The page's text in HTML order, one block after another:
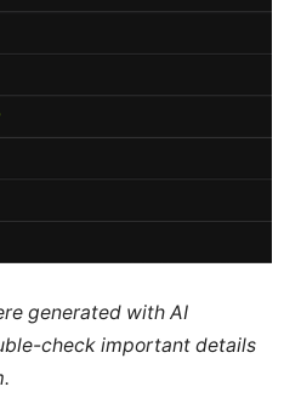
generated with AI
check important details